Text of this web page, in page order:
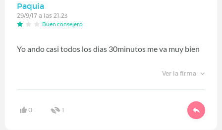
Paquia
29/9/17 a las 21:23
Buen consejero
Yo ando casi todos los dias 30minutos me va muy bien
Ver la firma
0 1